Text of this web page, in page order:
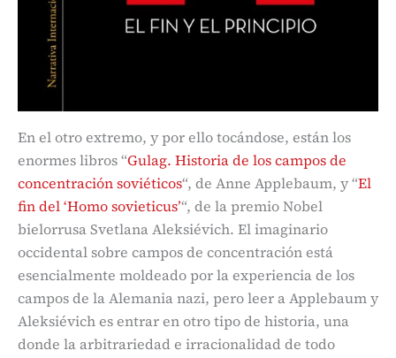
En el otro extremo, y por ello tocándose, están los
enormes libros “Gulag. Historia de los campos de
concentración soviéticos“, de Anne Applebaum, y “El
fin del ‘Homo sovieticus’“, de la premio Nobel
bielorrusa Svetlana Aleksiévich. El imaginario
occidental sobre campos de concentración está
esencialmente moldeado por la experiencia de los
campos de la Alemania nazi, pero leer a Applebaum y
Aleksiévich es entrar en otro tipo de historia, una
donde la arbitrariedad e irracionalidad de todo